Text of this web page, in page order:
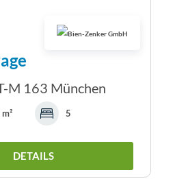
M 163 München
5
DETAILS